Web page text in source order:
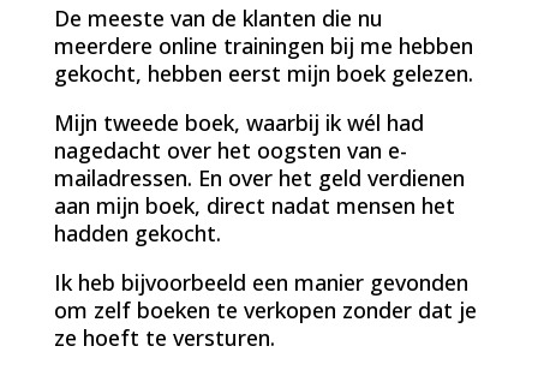
De meeste van de klanten die nu
meerdere online trainingen bij me hebben
gekocht, hebben eerst mijn boek gelezen.
Mijn tweede boek, waarbij ik wél had
nagedacht over het oogsten van e-
mailadressen. En over het geld verdienen
aan mijn boek, direct nadat mensen het
hadden gekocht.
Ik heb bijvoorbeeld een manier gevonden
om zelf boeken te verkopen zonder dat je
ze hoeft te versturen.